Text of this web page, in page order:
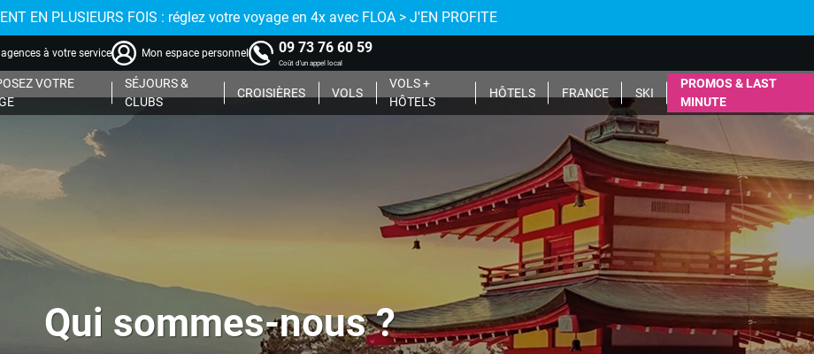
EN PLUSIEURS FOIS : réglez votre voyage en 4x avec FLOA > J'EN PROFITE
à votre service Mon espace personnel 09 73 76 60 59
Coût d'un appel local
VOTRE
SÉJOURS &
CLUBS
CROISIÈRES VOLS
VOLS +
HÔTELS
HÔTELS FRANCE SKI
PROMOS & LAST
MINUTE
Qui sommes-nous ?